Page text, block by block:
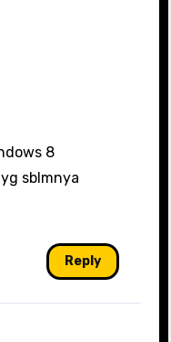
8
sblmnya
Reply